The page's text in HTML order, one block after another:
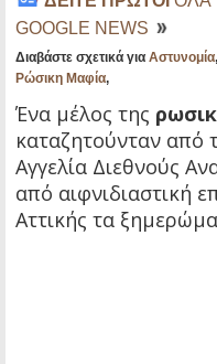
GOOGLE NEWS
Διαβάστε σχετικά για Αστυνομία,
Ρώσικη Μαφία,
Ένα μέλος της
καταζητούνταν από
Αγγελία Διεθνούς
από αιφνιδιαστική
Αττικής τα